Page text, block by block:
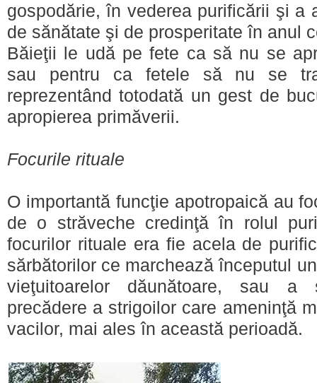
gospodărie, în vederea purificării şi a
de sănătate şi de prosperitate în anul
Băieţii le udă pe fete ca să nu se
sau pentru ca fetele să nu se
reprezentând totodată un gest de
apropierea primăverii.
Focurile rituale
O importantă funcţie apotropaică au
de o străveche credinţă în rolul
focurilor rituale era fie acela de
sărbătorilor ce marchează începutul
vieţuitoarelor dăunătoare, sau a
precădere a strigoilor care ameninţă
vacilor, mai ales în această perioadă.